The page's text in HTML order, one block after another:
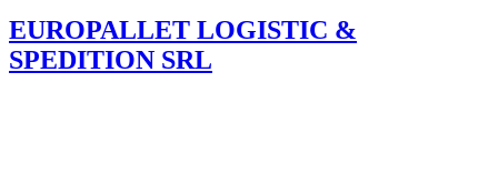
EUROPALLET LOGISTIC &
SPEDITION SRL